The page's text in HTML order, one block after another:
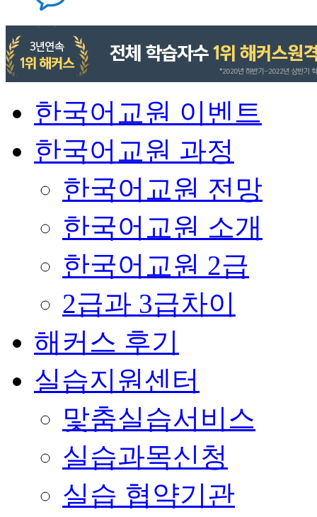
한국어교원 이벤트
한국어교원 과정
한국어교원 전망
한국어교원 소개
한국어교원 2급
2급과 3급차이
해커스 후기
실습지원센터
맟춤실습서비스
실습과목신청
실습 협약기관